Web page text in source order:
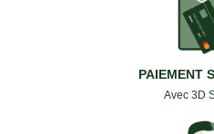
PAIEMENT
Avec 3D